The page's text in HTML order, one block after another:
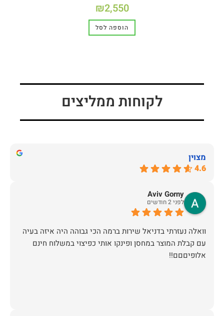
₪2,550
הוספה לסל
לקוחות ממליצים
מצוין
4.6
Aviv Gorny
לפני 2 חודשים
וואלה נעזרתי בדניאל שירות ברמה הכי גבוהה היה איזה בעיה
עם קבלת המוצר במחסן ופינקו אותי כפיצוי במשלוח חינם
אלופיםםם!!